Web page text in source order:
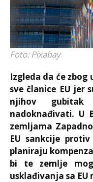
Foto: Pixabay
Izgleda da će
sve članice EU jer
njihov
nadoknađivati. U
zemljama
EU sankcije
planiraju
bi te zemlje
usklađivanja sa EU